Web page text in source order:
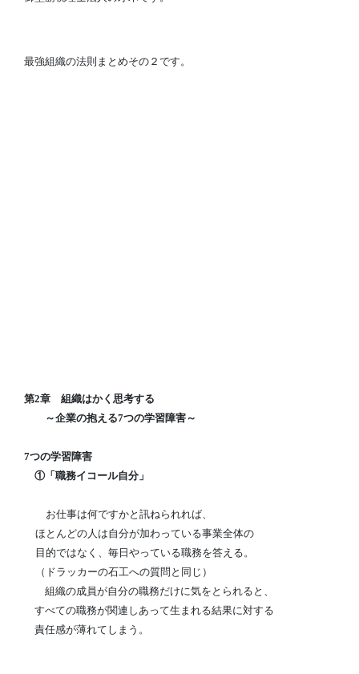
最強組織の法則まとめその２です。
第2章 組織はかく思考する
～企業の抱える7つの学習障害～
7つの学習障害
①「職務イコール自分」
お仕事は何ですかと訊ねられれば、
ほとんどの人は自分が加わっている事業全体の
目的ではなく、 毎日やっている職務を答える。
（ドラッカーの石工への質問と同じ）
組織の成員が自分の職務だけに気をとられると、
すべての職務が関連しあって生まれる結果に対する
責任感が薄れてしまう。